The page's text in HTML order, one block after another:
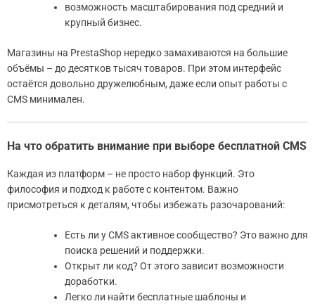
возможность масштабирования под средний и
крупный бизнес.
Магазины на PrestaShop нередко замахиваются на большие
объёмы – до десятков тысяч товаров. При этом интерфейс
остаётся довольно дружелюбным, даже если опыт работы с
CMS минимален.
На что обратить внимание при выборе бесплатной CMS
Каждая из платформ – не просто набор функций. Это
философия и подход к работе с контентом. Важно
присмотреться к деталям, чтобы избежать разочарований:
Есть ли у CMS активное сообщество? Это важно для
поиска решений и поддержки.
Открыт ли код? От этого зависит возможности
доработки.
Легко ли найти бесплатные шаблоны и